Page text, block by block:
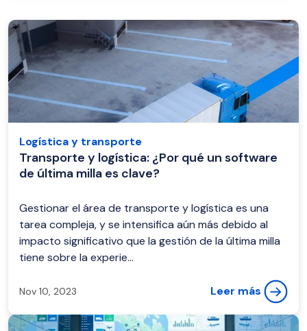
Logística y transporte
Transporte y logística: ¿Por qué un software
de última milla es clave?
Gestionar el área de transporte y logística es una
tarea compleja, y se intensifica aún más debido al
impacto significativo que la gestión de la última milla
tiene sobre la experie...
Nov 10, 2023 Leer más